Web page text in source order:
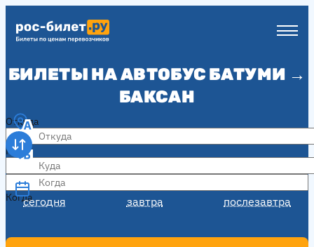
БИЛЕТЫ НА АВТОБУС БАТУМИ →
БАКСАН
Откуда
Куда
Когда
сегодня завтра послезавтра
Когда